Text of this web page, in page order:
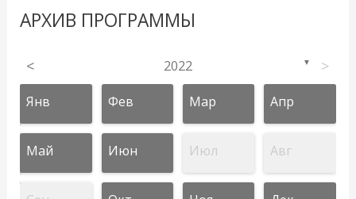
АРХИВ ПРОГРАММЫ
< 2022 ▼ >
Янв Фев Мар Апр
Май Июн Июл Авг